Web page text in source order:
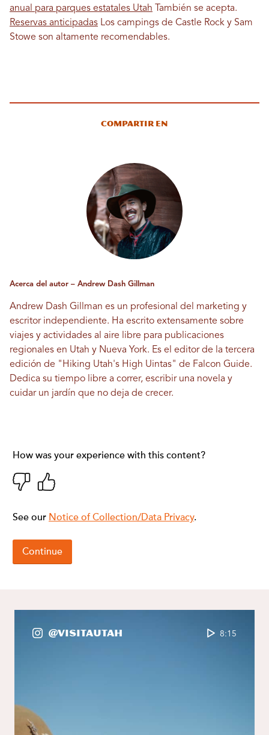
anual para parques estatales Utah También se acepta.
Reservas anticipadas Los campings de Castle Rock y Sam
Stowe son altamente recomendables.
Compartir en
Acerca del autor – Andrew Dash Gillman
Andrew Dash Gillman es un profesional del marketing y
escritor independiente. Ha escrito extensamente sobre
viajes y actividades al aire libre para publicaciones
regionales en Utah y Nueva York. Es el editor de la tercera
edición de "Hiking Utah's High Uintas" de Falcon Guide.
Dedica su tiempo libre a correr, escribir una novela y
cuidar un jardín que no deja de crecer.
@VisitaUtah 8:15